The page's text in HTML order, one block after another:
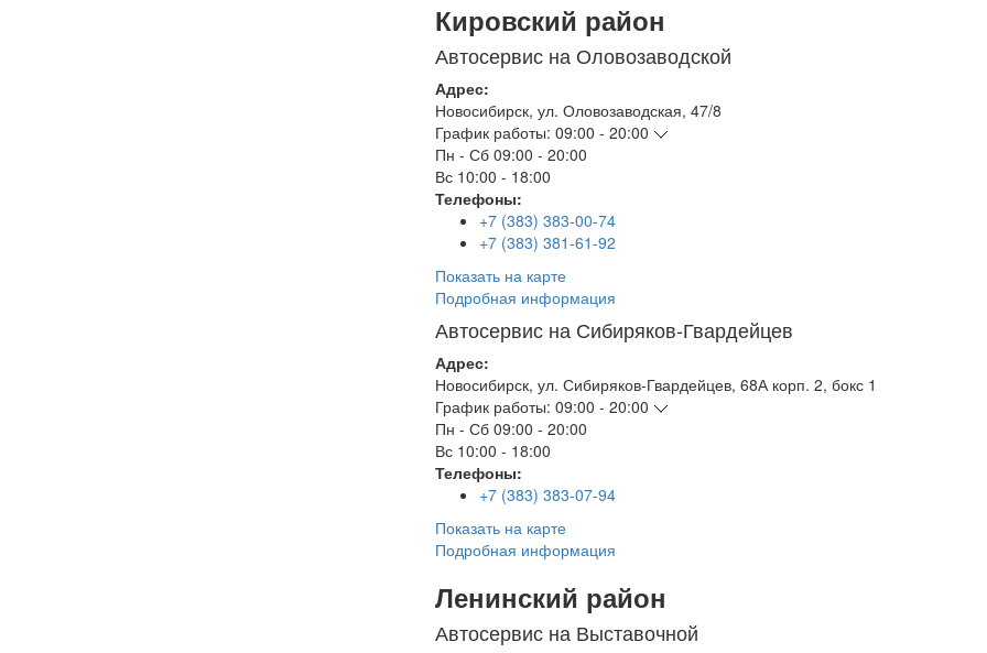
Кировский район
Автосервис на Оловозаводской
Адрес:
Новосибирск, ул. Оловозаводская, 47/8
График работы: 09:00 - 20:00
Пн - Сб 09:00 - 20:00
Вс 10:00 - 18:00
Телефоны:
+7 (383) 383-00-74
+7 (383) 381-61-92
Показать на карте
Подробная информация
Автосервис на Сибиряков-Гвардейцев
Адрес:
Новосибирск, ул. Сибиряков-Гвардейцев, 68А корп. 2, бокс 1
График работы: 09:00 - 20:00
Пн - Сб 09:00 - 20:00
Вс 10:00 - 18:00
Телефоны:
+7 (383) 383-07-94
Показать на карте
Подробная информация
Ленинский район
Автосервис на Выставочной